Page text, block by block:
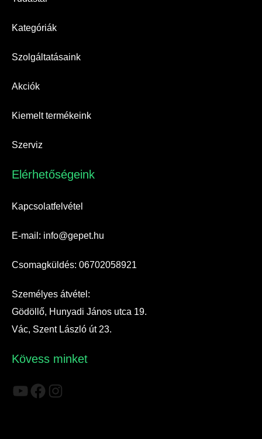
Kategóriák
Szolgáltatásaink
Akciók
Kiemelt termékeink
Szerviz
Elérhetőségeink​
Kapcsolatfelvétel
E-mail: info@gepet.hu
Csomagküldés: 06702058921
Személyes átvétel:
Gödöllő, Hunyadi János utca 19.
Vác, Szent László út 23.
Kövess minket
YouTube
Facebook
Instagram